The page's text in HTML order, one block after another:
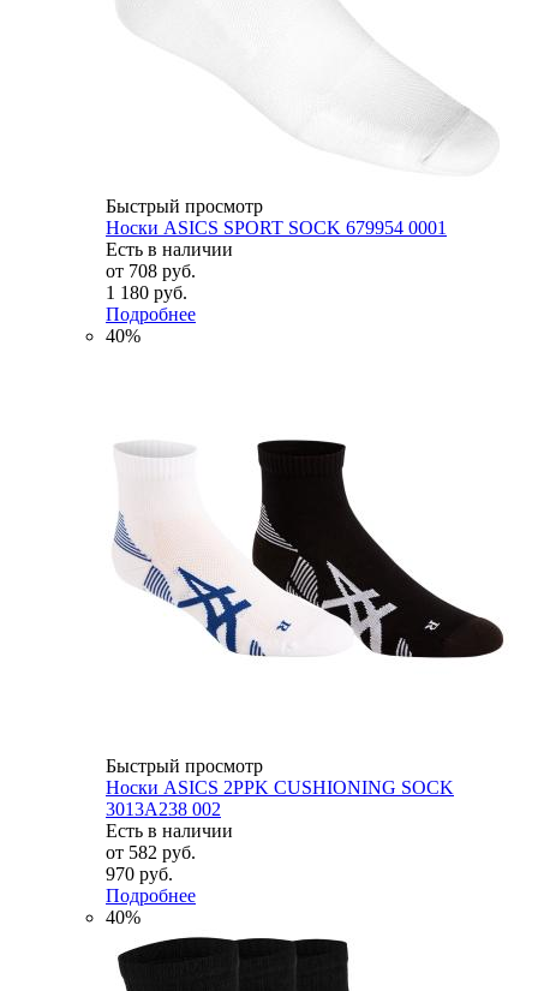
Быстрый просмотр
Носки ASICS SPORT SOCK 679954 0001
Есть в наличии
от 708 руб.
1 180 руб.
Подробнее
40%
Быстрый просмотр
Носки ASICS 2PPK CUSHIONING SOCK
3013A238 002
Есть в наличии
от 582 руб.
970 руб.
Подробнее
40%